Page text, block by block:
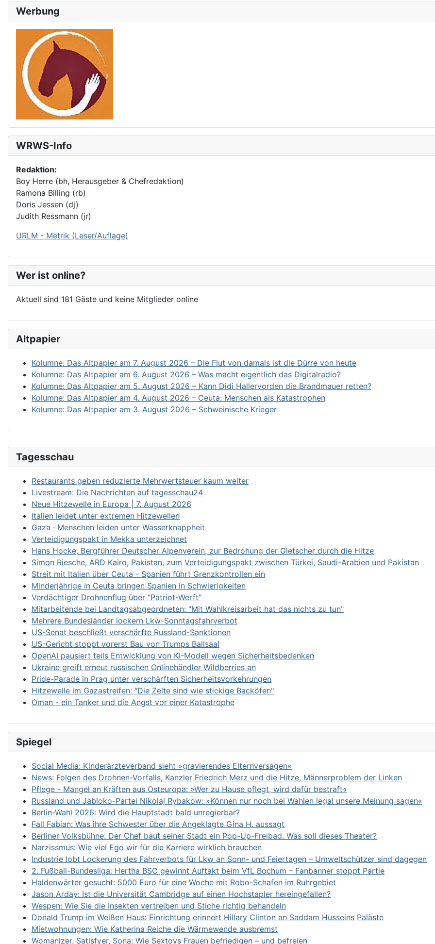
Tagesschau
Restaurants geben reduzierte Mehrwertsteuer kaum weiter
Livestream: Die Nachrichten auf tagesschau24
Neue Hitzewelle in Europa | 7. August 2026
Italien leidet unter extremen Hitzewellen
Gaza · Menschen leiden unter Wasserknappheit
Verteidigungspakt in Mekka unterzeichnet
Hans Hocke, Bergführer Deutscher Alpenverein, zur Bedrohung der Gletscher durch die Hitze
Simon Riesche, ARD Kairo, Pakistan, zum Verteidigungspakt zwischen Türkei, Saudi-Arabien und Pakistan
Streit mit Italien über Ceuta - Spanien führt Grenzkontrollen ein
Minderjährige in Ceuta bringen Spanien in Schwierigkeiten
Verdächtiger Drohnenflug über "Patriot-Werft"
Mitarbeitende bei Landtagsabgeordneten: "Mit Wahlkreisarbeit hat das nichts zu tun"
Mehrere Bundesländer lockern Lkw-Sonntagsfahrverbot
US-Senat beschließt verschärfte Russland-Sanktionen
US-Gericht stoppt vorerst Bau von Trumps Ballsaal
OpenAI pausiert teils Entwicklung von KI-Modell wegen Sicherheitsbedenken
Ukraine greift erneut russischen Onlinehändler Wildberries an
Pride-Parade in Prag unter verschärften Sicherheitsvorkehrungen
Hitzewelle im Gazastreifen: "Die Zelte sind wie stickige Backöfen"
Oman - ein Tanker und die Angst vor einer Katastrophe
Spiegel
Social Media: Kinderärzteverband sieht »gravierendes Elternversagen«
News: Folgen des Drohnen-Vorfalls, Kanzler Friedrich Merz und die Hitze, Männerproblem der Linken
Pflege - Mangel an Kräften aus Osteuropa: »Wer zu Hause pflegt, wird dafür bestraft«
Russland und Jabloko-Partei Nikolaj Rybakow: »Können nur noch bei Wahlen legal unsere Meinung sagen«
Berlin-Wahl 2026: Wird die Hauptstadt bald unregierbar?
Fall Fabian: Was ihre Schwester über die Angeklagte Gina H. aussagt
Berliner Volksbühne: Der Chef baut seiner Stadt ein Pop-Up-Freibad. Was soll dieses Theater?
Narzissmus: Wie viel Ego wir für die Karriere wirklich brauchen
Industrie lobt Lockerung des Fahrverbots für Lkw an Sonn- und Feiertagen – Umweltschützer sind dagegen
2. Fußball-Bundesliga: Hertha BSC gewinnt Auftakt beim VfL Bochum – Fanbanner stoppt Partie
Haldenwärter gesucht: 5000 Euro für eine Woche mit Robo-Schafen im Ruhrgebiet
Jason Arday: Ist die Universität Cambridge auf einen Hochstapler hereingefallen?
Wespen: Wie Sie die Insekten vertreiben und Stiche richtig behandeln
Donald Trump im Weißen Haus: Einrichtung erinnert Hillary Clinton an Saddam Husseins Paläste
Mietwohnungen: Wie Katherina Reiche die Wärmewende ausbremst
Womanizer, Satisfyer, Sona: Wie Sextoys Frauen befriedigen – und befreien
Werbung
WRWS-Info
Redaktion:
Boy Herre (bh, Herausgeber & Chefredaktion)
Ramona Billing (rb)
Doris Jessen (dj)
Judith Ressmann (jr)
URLM - Metrik (Leser/Auflage)
Wer ist online?
Aktuell sind 181 Gäste und keine Mitglieder online
Altpapier
Kolumne: Das Altpapier am 7. August 2026 – Die Flut von damals ist die Dürre von heute
Kolumne: Das Altpapier am 6. August 2026 – Was macht eigentlich das Digitalradio?
Kolumne: Das Altpapier am 5. August 2026 – Kann Didi Hallervorden die Brandmauer retten?
Kolumne: Das Altpapier am 4. August 2026 – Ceuta: Menschen als Katastrophen
Kolumne: Das Altpapier am 3. August 2026 – Schweinische Krieger